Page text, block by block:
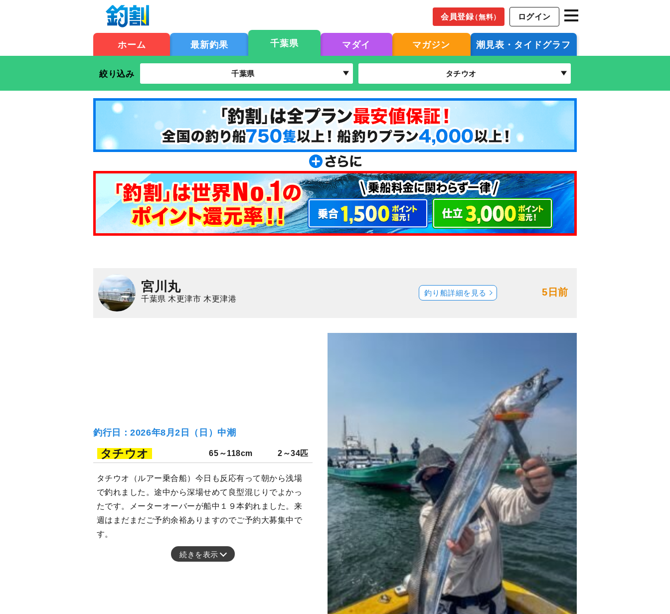
会員登録（無料） ログイン
ホーム 最新釣果 千葉県 マダイ マガジン 潮見表・タイドグラフ
絞り込み 千葉県 タチウオ
宮川丸
千葉県 木更津市 木更津港
5日前
釣り船詳細を見る
釣行日：2026年8月2日（日）中潮
タチウオ 65～118cm 2～34匹
タチウオ（ルアー乗合船）今日も反応有って朝から浅場
で釣れました。途中から深場せめて良型混じりでよかっ
たです。メーターオーバーが船中１９本釣れました。来
週はまだまだご予約余裕ありますのでご予約大募集中で
す。
続きを表示